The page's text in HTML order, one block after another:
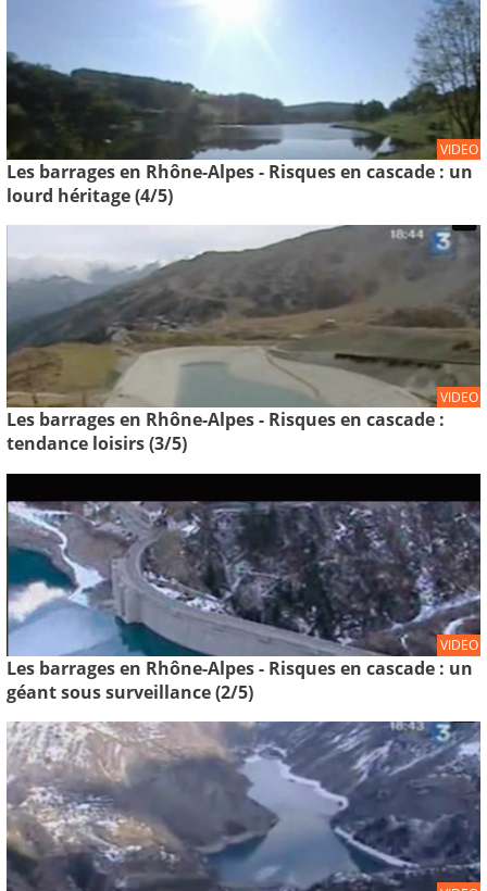
VIDEO
Les barrages en Rhône-Alpes - Risques en cascade : un
lourd héritage (4/5)
VIDEO
Les barrages en Rhône-Alpes - Risques en cascade :
tendance loisirs (3/5)
VIDEO
Les barrages en Rhône-Alpes - Risques en cascade : un
géant sous surveillance (2/5)